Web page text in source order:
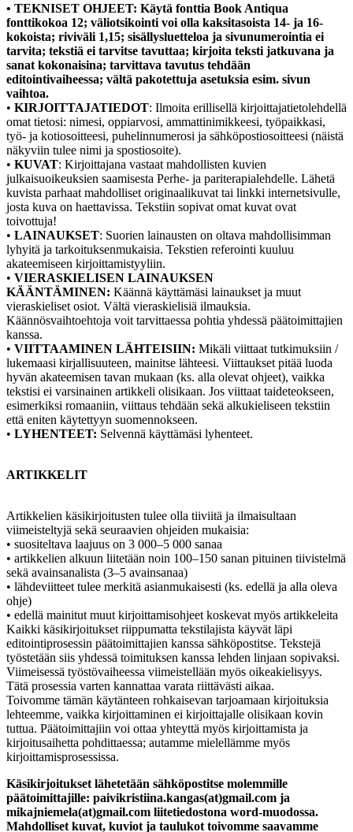
• TEKNISET OHJEET: Käytä fonttia Book Antiqua
fonttikokoa 12; väliotsikointi voi olla kaksitasoista 14- ja 16-
kokoista; riviväli 1,15; sisällysluetteloa ja sivunumerointia ei
tarvita; tekstiä ei tarvitse tavuttaa; kirjoita teksti jatkuvana ja
sanat kokonaisina; tarvittava tavutus tehdään
editointivaiheessa; vältä pakotettuja asetuksia esim. sivun
vaihtoa.
• KIRJOITTAJATIEDOT: Ilmoita erillisellä kirjoittajatietolehdellä
omat tietosi: nimesi, oppiarvosi, ammattinimikkeesi, työpaikkasi,
työ- ja kotiosoitteesi, puhelinnumerosi ja sähköpostiosoitteesi (näistä
näkyviin tulee nimi ja spostiosoite).
• KUVAT: Kirjoittajana vastaat mahdollisten kuvien
julkaisuoikeuksien saamisesta Perhe- ja pariterapialehdelle. Lähetä
kuvista parhaat mahdolliset originaalikuvat tai linkki internetsivulle,
josta kuva on haettavissa. Tekstiin sopivat omat kuvat ovat
toivottuja!
• LAINAUKSET: Suorien lainausten on oltava mahdollisimman
lyhyitä ja tarkoituksenmukaisia. Tekstien referointi kuuluu
akateemiseen kirjoittamistyyliin.
• VIERASKIELISEN LAINAUKSEN
KÄÄNTÄMINEN: Käännä käyttämäsi lainaukset ja muut
vieraskieliset osiot. Vältä vieraskielisiä ilmauksia.
Käännösvaihtoehtoja voit tarvittaessa pohtia yhdessä päätoimittajien
kanssa.
• VIITTAAMINEN LÄHTEISIIN: Mikäli viittaat tutkimuksiin /
lukemaasi kirjallisuuteen, mainitse lähteesi. Viittaukset pitää luoda
hyvän akateemisen tavan mukaan (ks. alla olevat ohjeet), vaikka
tekstisi ei varsinainen artikkeli olisikaan. Jos viittaat taideteokseen,
esimerkiksi romaaniin, viittaus tehdään sekä alkukieliseen tekstiin
että eniten käytettyyn suomennokseen.
• LYHENTEET: Selvennä käyttämäsi lyhenteet.
ARTIKKELIT
Artikkelien käsikirjoitusten tulee olla tiiviitä ja ilmaisultaan
viimeisteltyjä sekä seuraavien ohjeiden mukaisia:
• suositeltava laajuus on 3 000–5 000 sanaa
• artikkelien alkuun liitetään noin 100–150 sanan pituinen tiivistelmä
sekä avainsanalista (3–5 avainsanaa)
• lähdeviitteet tulee merkitä asianmukaisesti (ks. edellä ja alla oleva
ohje)
• edellä mainitut muut kirjoittamisohjeet koskevat myös artikkeleita
Kaikki käsikirjoitukset riippumatta tekstilajista käyvät läpi
editointiprosessin päätoimittajien kanssa sähköpostitse. Tekstejä
työstetään siis yhdessä toimituksen kanssa lehden linjaan sopivaksi.
Viimeisessä työstövaiheessa viimeistellään myös oikeakielisyys.
Tätä prosessia varten kannattaa varata riittävästi aikaa.
Toivomme tämän käytänteen rohkaisevan tarjoamaan kirjoituksia
lehteemme, vaikka kirjoittaminen ei kirjoittajalle olisikaan kovin
tuttua. Päätoimittajiin voi ottaa yhteyttä myös kirjoittamista ja
kirjoitusaihetta pohdittaessa; autamme mielellämme myös
kirjoittamisprosessissa.
Käsikirjoitukset lähetetään sähköpostitse molemmille
päätoimittajille: paivikristiina.kangas(at)gmail.com ja
mikajniemela(at)gmail.com liitetiedostona word-muodossa.
Mahdolliset kuvat, kuviot ja taulukot toivomme saavamme